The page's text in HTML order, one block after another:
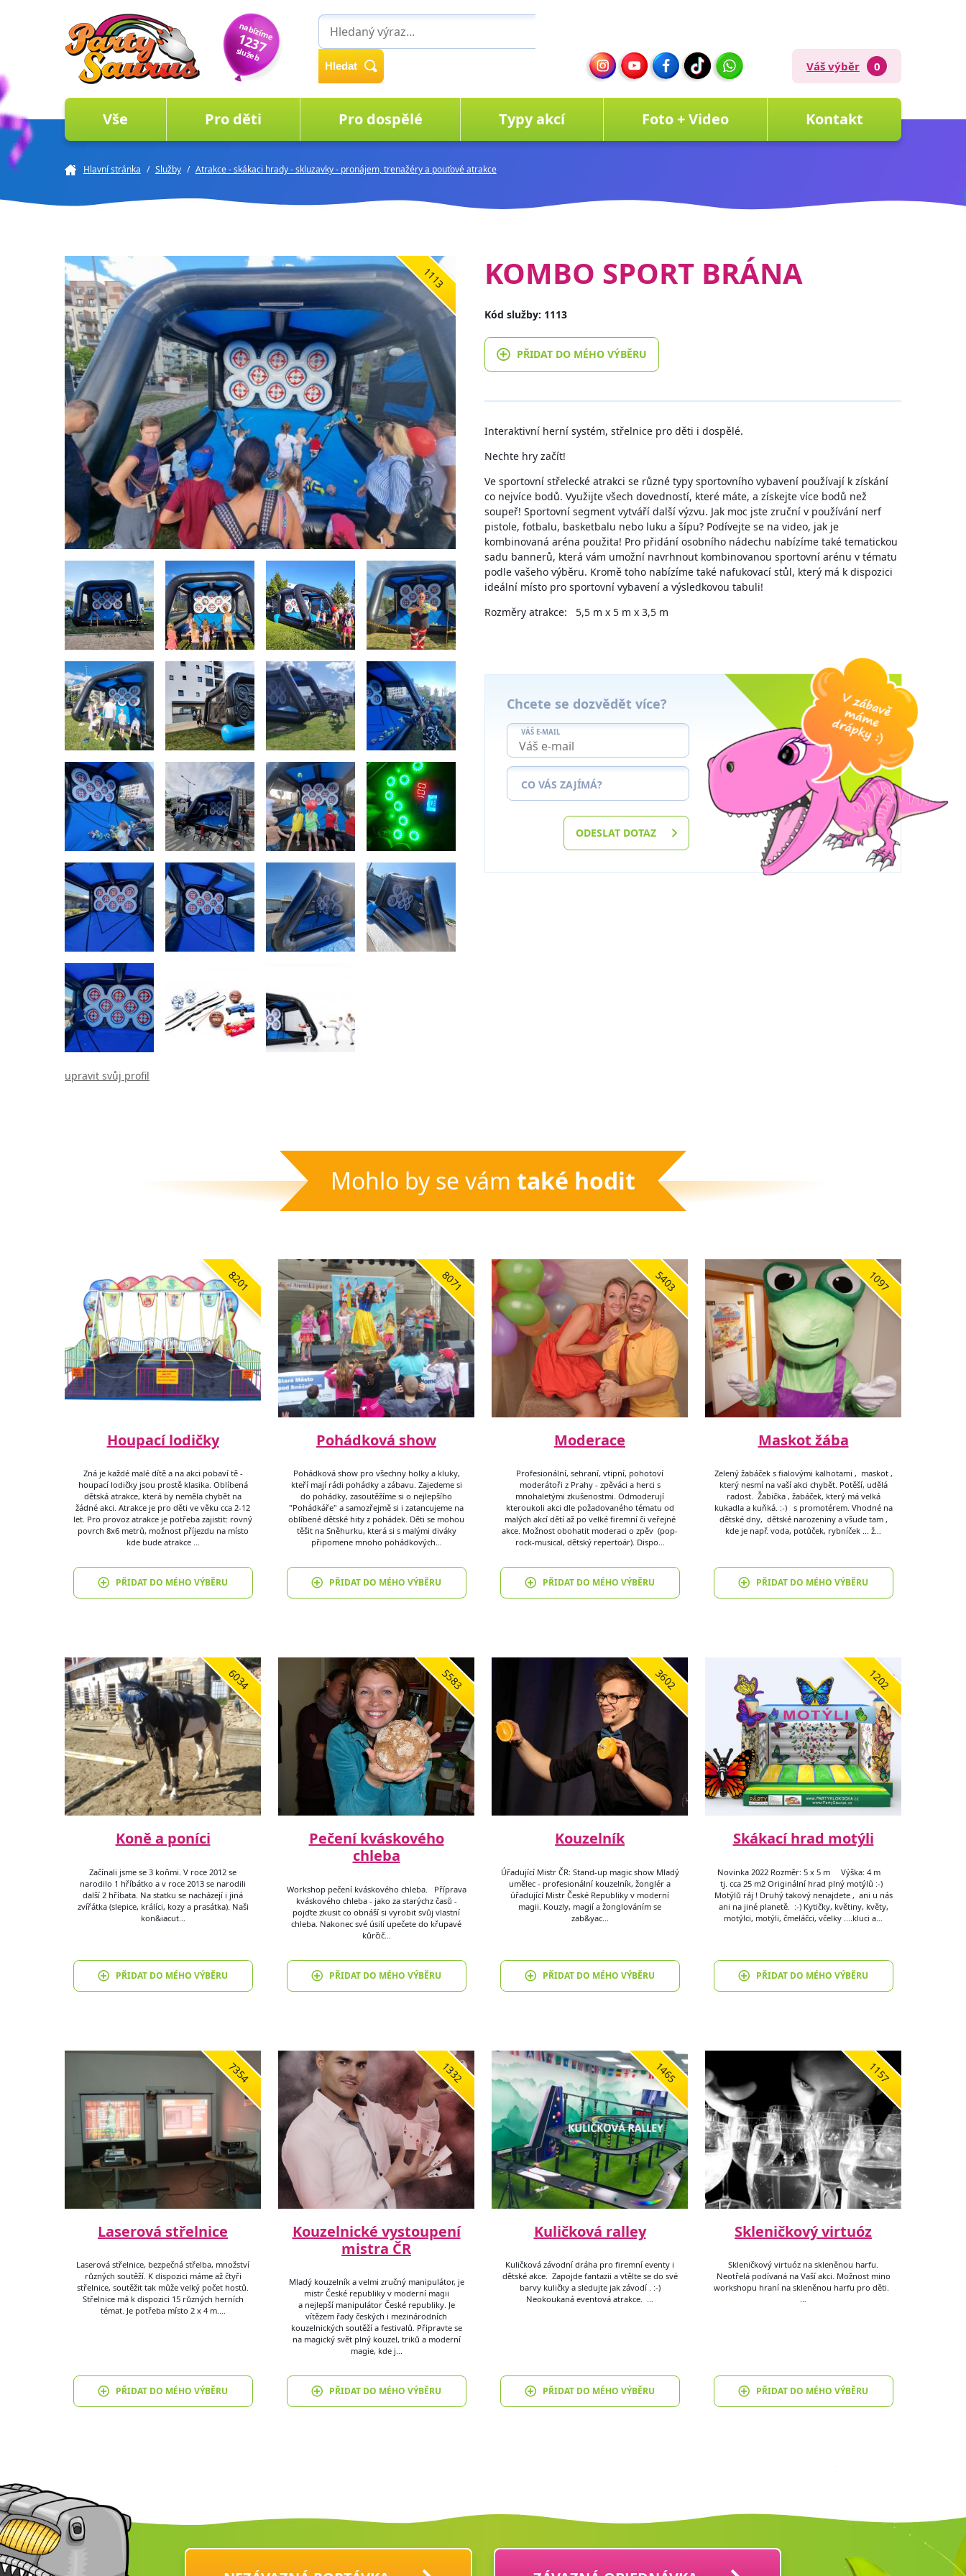
nabízíme
1237
služeb
Hledat Váš výběr 0
Vše Pro děti Pro dospělé Typy akcí Foto + Video Kontakt
Hlavní stránka / Služby / Atrakce - skákaci hrady - skluzavky - pronájem, trenažéry a pouťové atrakce
1113
upravit svůj profil
KOMBO SPORT BRÁNA
Kód služby: 1113
PŘIDAT DO MÉHO VÝBĚRU
Interaktivní herní systém, střelnice pro děti i dospělé.
Nechte hry začít!
Ve sportovní střelecké atrakci se různé typy sportovního vybavení používají k získání
co nejvíce bodů. Využijte všech dovedností, které máte, a získejte více bodů než
soupeř! Sportovní segment vytváří další výzvu. Jak moc jste zruční v používání nerf
pistole, fotbalu, basketbalu nebo luku a šípu? Podívejte se na video, jak je
kombinovaná aréna použita! Pro přidání osobního nádechu nabízíme také tematickou
sadu bannerů, která vám umožní navrhnout kombinovanou sportovní arénu v tématu
podle vašeho výběru. Kromě toho nabízíme také nafukovací stůl, který má k dispozici
ideální místo pro sportovní vybavení a výsledkovou tabuli!
Rozměry atrakce: 5,5 m x 5 m x 3,5 m
Chcete se dozvědět více?
VÁŠ E-MAIL
CO VÁS ZAJÍMÁ?
ODESLAT DOTAZ
Mohlo by se vám také hodit
8201
Houpací lodičky
Zná je každé malé dítě a na akci pobaví tě -
houpací lodičky jsou prostě klasika. Oblíbená
dětská atrakce, která by neměla chybět na
žádné akci. Atrakce je pro děti ve věku cca 2-12
let. Pro provoz atrakce je potřeba zajistit: rovný
povrch 8x6 metrů, možnost příjezdu na místo
kde bude atrakce …
PŘIDAT DO MÉHO VÝBĚRU
8071
Pohádková show
Pohádková show pro všechny holky a kluky,
kteří mají rádi pohádky a zábavu. Zajedeme si
do pohádky, zasoutěžíme si o nejlepšího
"Pohádkáře" a samozřejmě si i zatancujeme na
oblíbené dětské hity z pohádek. Děti se mohou
těšit na Sněhurku, která si s malými diváky
připomene mnoho pohádkových…
PŘIDAT DO MÉHO VÝBĚRU
5403
Moderace
Profesionální, sehraní, vtipní, pohotoví
moderátoři z Prahy - zpěváci a herci s
mnohaletými zkušenostmi. Odmoderují
kteroukoli akci dle požadovaného tématu od
malých akcí dětí až po velké firemní či veřejné
akce. Možnost obohatit moderaci o zpěv (pop-
rock-musical, dětský repertoár). Dispo…
PŘIDAT DO MÉHO VÝBĚRU
1097
Maskot žába
Zelený žabáček s fialovými kalhotami , maskot ,
který nesmí na vaší akci chybět. Potěší, udělá
radost. Žabička , žabáček, který má velká
kukadla a kuňká. :-) s promotérem. Vhodné na
dětské dny, dětské narozeniny a všude tam ,
kde je např. voda, potůček, rybníček ... ž…
PŘIDAT DO MÉHO VÝBĚRU
6034
Koně a poníci
Začínali jsme se 3 koňmi. V roce 2012 se
narodilo 1 hříbátko a v roce 2013 se narodili
další 2 hříbata. Na statku se nacházejí i jiná
zvířátka (slepice, králíci, kozy a prasátka). Naši
kon&iacut…
PŘIDAT DO MÉHO VÝBĚRU
5583
Pečení kváskového
chleba
Workshop pečení kváskového chleba. Příprava
kváskového chleba - jako za starýchz časů -
pojďte zkusit co obnáší si vyrobit svůj vlastní
chleba. Nakonec své úsilí upečete do křupavé
kůrčič…
PŘIDAT DO MÉHO VÝBĚRU
3602
Kouzelník
Úřadující Mistr ČR: Stand-up magic show Mladý
umělec - profesionální kouzelník, žonglér a
úřadující Mistr České Republiky v moderní
magii. Kouzly, magií a žonglováním se
zab&yac…
PŘIDAT DO MÉHO VÝBĚRU
1202
Skákací hrad motýli
Novinka 2022 Rozměr: 5 x 5 m Výška: 4 m
tj. cca 25 m2 Originální hrad plný motýlů :-)
Motýlů ráj ! Druhý takový nenajdete , ani u nás
ani na jiné planetě. :-) Kytičky, květiny, květy,
motýlci, motýli, čmeláčci, včelky ....kluci a…
PŘIDAT DO MÉHO VÝBĚRU
7354
Laserová střelnice
Laserová střelnice, bezpečná střelba, množství
různých soutěží. K dispozici máme až čtyři
střelnice, soutěžit tak může velký počet hostů.
Střelnice má k dispozici 15 různých herních
témat. Je potřeba místo 2 x 4 m.…
PŘIDAT DO MÉHO VÝBĚRU
1332
Kouzelnické vystoupení
mistra ČR
Mladý kouzelník a velmi zručný manipulátor, je
mistr České republiky v moderní magii
a nejlepší manipulátor České republiky. Je
vítězem řady českých i mezinárodních
kouzelnických soutěží a festivalů. Připravte se
na magický svět plný kouzel, triků a moderní
magie, kde j…
PŘIDAT DO MÉHO VÝBĚRU
1465
Kuličková ralley
Kuličková závodní dráha pro firemní eventy i
dětské akce. Zapojde fantazii a vtělte se do své
barvy kuličky a sledujte jak závodí . :-)
Neokoukaná eventová atrakce. …
PŘIDAT DO MÉHO VÝBĚRU
1157
Skleničkový virtuóz
Skleničkový virtuóz na skleněnou harfu.
Neotřelá podívaná na Vaší akci. Možnost mino
workshopu hraní na skleněnou harfu pro děti.
PŘIDAT DO MÉHO VÝBĚRU